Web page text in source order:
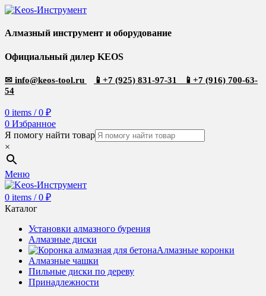
Алмазный инструмент и оборудование
Официальный дилер KEOS
✉ info@keos-tool.ru 📱 +7 (925) 831-97-31 📱 +7 (916) 700-63-
54
0 items / 0 ₽
0 Избранное
Я помогу найти товар
×
Меню
0 items / 0 ₽
Каталог
Установки алмазного бурения
Алмазные диски
Алмазные коронки
Алмазные чашки
Пильные диски по дереву
Принадлежности